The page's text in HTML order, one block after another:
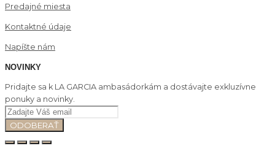
Predajné miesta
Kontaktné údaje
Napíšte nám
NOVINKY
Pridajte sa k LA GARCIA ambasádorkám a dostávajte exkluzívne
ponuky a novinky.
ODOBERAŤ